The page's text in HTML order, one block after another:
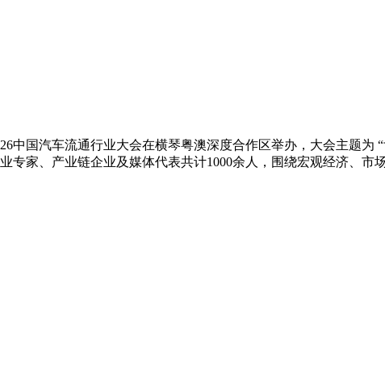
国汽车流通行业大会在横琴粤澳深度合作区举办，大会主题为
家、产业链企业及媒体代表共计1000余人，围绕宏观经济、市